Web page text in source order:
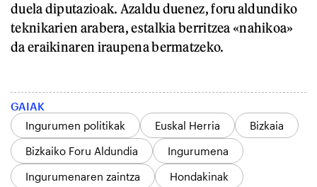
duela diputazioak. Azaldu duenez, foru aldundiko
teknikarien arabera, estalkia berritzea «nahikoa»
da eraikinaren iraupena bermatzeko.
GAIAK
Ingurumen politikak
Euskal Herria
Bizkaia
Bizkaiko Foru Aldundia
Ingurumena
Ingurumenaren zaintza
Hondakinak